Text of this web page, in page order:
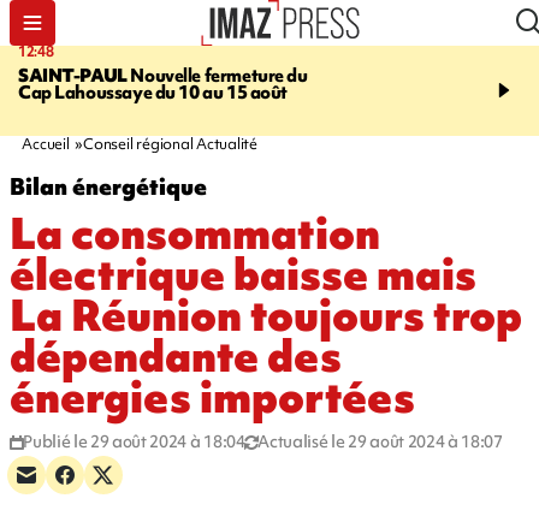
12:48
SAINT-PAULNouvelle fermeture du
Cap Lahoussaye du 10 au 15 août
14:23
massif de migrants, la
Accueil Conseil régional Actualité
Bilan énergétique
La consommation
électrique baisse mais
La Réunion toujours trop
dépendante des
énergies importées
Publié le 29 août 2024 à 18:04 Actualisé le 29 août 2024 à 18:07